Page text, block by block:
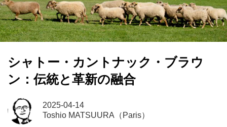
シャトー・カントナック・ブラウ
ン：伝統と革新の融合
2025-04-14
Toshio MATSUURA（Paris）